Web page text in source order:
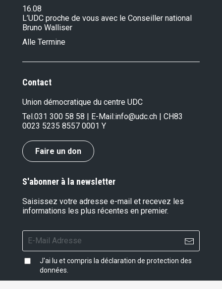
16.08
L’UDC proche de vous avec le Conseiller national
Bruno Walliser
Alle Termine
Contact
Union démocratique du centre UDC
Tel.031 300 58 58 | E-Mail:info@udc.ch | CH83
0023 5235 8557 0001 Y
Faire un don
S'abonner à la newsletter
Saisissez votre adresse e-mail et recevez les
informations les plus récentes en premier.
J'ai lu et compris ladéclaration de protection des
données.